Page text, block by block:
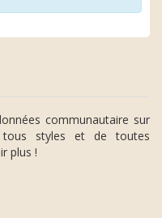
communautaire sur
styles et de toutes
plus !